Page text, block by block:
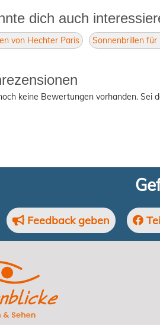
dich auch
von Hechter Paris Sonnenbrillen für
keine Bewertungen vorhanden. Sei
Feedback geben